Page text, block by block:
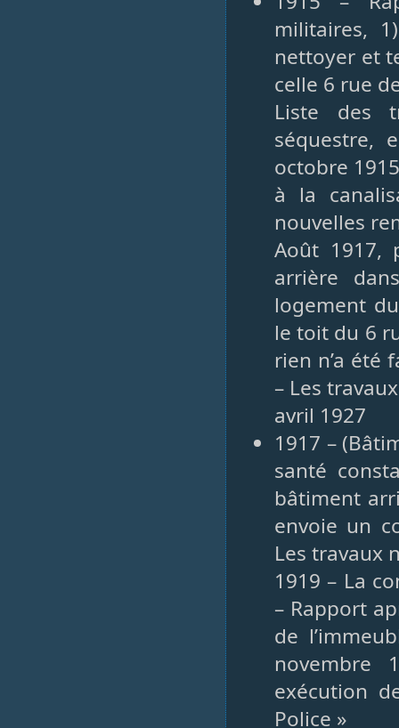
militaires,
nettoyer et
celle 6 rue
Liste des
séquestre,
octobre
à la
nouvelles
Août 1917,
arrière
logement
le toit du 6
rien n’a été
– Les
avril 1927
1917 –
santé
bâtiment
envoie un
Les travaux
1919 – La
– Rapport
de
novembre
exécution
Police »